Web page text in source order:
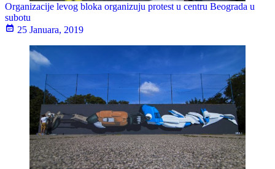
Organizacije levog bloka organizuju protest u centru Beograda u
subotu
25 Januara, 2019